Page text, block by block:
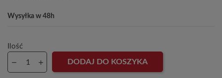
Wysyłka w 48h
Ilość
DODAJ DO KOSZYKA